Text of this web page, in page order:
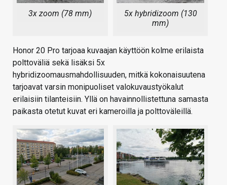
3x zoom (78 mm)
5x hybridizoom (130
mm)
Honor 20 Pro tarjoaa kuvaajan käyttöön kolme erilaista
polttoväliä sekä lisäksi 5x
hybridizoomausmahdollisuuden, mitkä kokonaisuutena
tarjoavat varsin monipuoliset valokuvaustyökalut
erilaisiin tilanteisiin. Yllä on havainnollistettuna samasta
paikasta otetut kuvat eri kameroilla ja polttoväleillä.